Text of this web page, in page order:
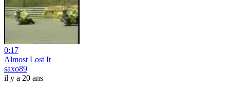
0:17
Almost Lost It
saxo89
il y a 20 ans